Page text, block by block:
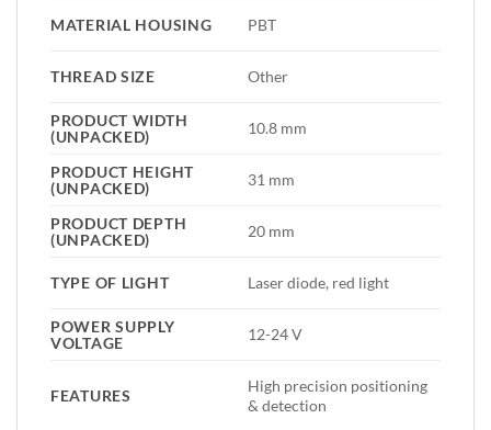
MATERIAL HOUSING PBT
THREAD SIZE Other
PRODUCT WIDTH
(UNPACKED)
10.8 mm
PRODUCT HEIGHT
(UNPACKED)
31 mm
PRODUCT DEPTH
(UNPACKED)
20 mm
TYPE OF LIGHT Laser diode, red light
POWER SUPPLY
VOLTAGE
12-24 V
FEATURES
High precision positioning
& detection